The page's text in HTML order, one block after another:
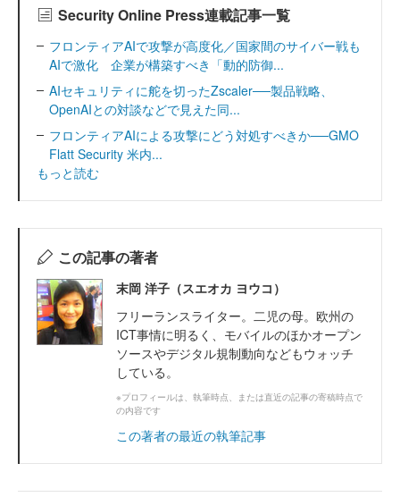
Security Online Press連載記事一覧
フロンティアAIで攻撃が高度化／国家間のサイバー戦も
AIで激化 企業が構築すべき「動的防御...
AIセキュリティに舵を切ったZscaler──製品戦略、
OpenAIとの対談などで見えた同...
フロンティアAIによる攻撃にどう対処すべきか──GMO
Flatt Security 米内...
もっと読む
この記事の著者
末岡 洋子（スエオカ ヨウコ）
フリーランスライター。二児の母。欧州の
ICT事情に明るく、モバイルのほかオープン
ソースやデジタル規制動向などもウォッチ
している。
※プロフィールは、執筆時点、または直近の記事の寄稿時点で
の内容です
この著者の最近の執筆記事